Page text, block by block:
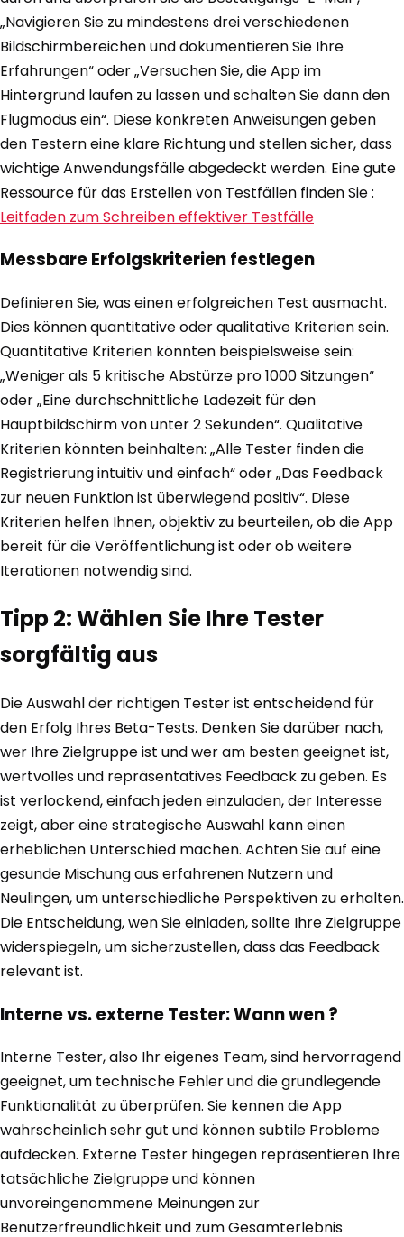
„Navigieren Sie zu mindestens drei verschiedenen
Bildschirmbereichen und dokumentieren Sie Ihre
Erfahrungen“ oder „Versuchen Sie, die App im
Hintergrund laufen zu lassen und schalten Sie dann den
Flugmodus ein“. Diese konkreten Anweisungen geben
den Testern eine klare Richtung und stellen sicher, dass
wichtige Anwendungsfälle abgedeckt werden. Eine gute
Ressource für das Erstellen von Testfällen finden Sie :
Leitfaden zum Schreiben effektiver Testfälle
Messbare Erfolgskriterien festlegen
Definieren Sie, was einen erfolgreichen Test ausmacht.
Dies können quantitative oder qualitative Kriterien sein.
Quantitative Kriterien könnten beispielsweise sein:
„Weniger als 5 kritische Abstürze pro 1000 Sitzungen“
oder „Eine durchschnittliche Ladezeit für den
Hauptbildschirm von unter 2 Sekunden“. Qualitative
Kriterien könnten beinhalten: „Alle Tester finden die
Registrierung intuitiv und einfach“ oder „Das Feedback
zur neuen Funktion ist überwiegend positiv“. Diese
Kriterien helfen Ihnen, objektiv zu beurteilen, ob die App
bereit für die Veröffentlichung ist oder ob weitere
Iterationen notwendig sind.
Tipp 2: Wählen Sie Ihre Tester
sorgfältig aus
Die Auswahl der richtigen Tester ist entscheidend für
den Erfolg Ihres Beta-Tests. Denken Sie darüber nach,
wer Ihre Zielgruppe ist und wer am besten geeignet ist,
wertvolles und repräsentatives Feedback zu geben. Es
ist verlockend, einfach jeden einzuladen, der Interesse
zeigt, aber eine strategische Auswahl kann einen
erheblichen Unterschied machen. Achten Sie auf eine
gesunde Mischung aus erfahrenen Nutzern und
Neulingen, um unterschiedliche Perspektiven zu erhalten.
Die Entscheidung, wen Sie einladen, sollte Ihre Zielgruppe
widerspiegeln, um sicherzustellen, dass das Feedback
relevant ist.
Interne vs. externe Tester: Wann wen ?
Interne Tester, also Ihr eigenes Team, sind hervorragend
geeignet, um technische Fehler und die grundlegende
Funktionalität zu überprüfen. Sie kennen die App
wahrscheinlich sehr gut und können subtile Probleme
aufdecken. Externe Tester hingegen repräsentieren Ihre
tatsächliche Zielgruppe und können
unvoreingenommene Meinungen zur
Benutzerfreundlichkeit und zum Gesamterlebnis